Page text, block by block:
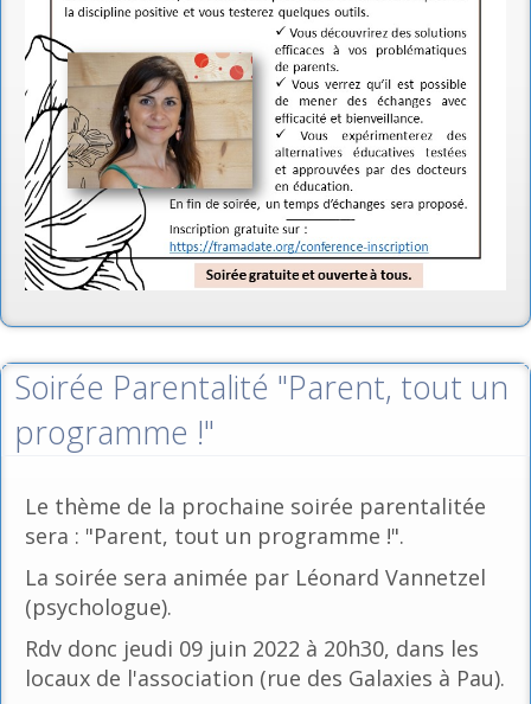
Soirée Parentalité "Parent, tout un
programme !"
Le thème de la prochaine soirée parentalitée
sera : "Parent, tout un programme !".
La soirée sera animée par Léonard Vannetzel
(psychologue).
Rdv donc jeudi 09 juin 2022 à 20h30, dans les
locaux de l'association (rue des Galaxies à Pau).